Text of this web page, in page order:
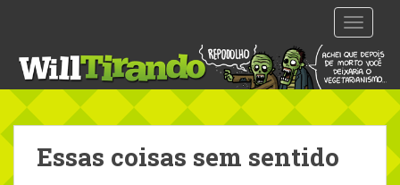
t
m
Essas coisas sem sentido